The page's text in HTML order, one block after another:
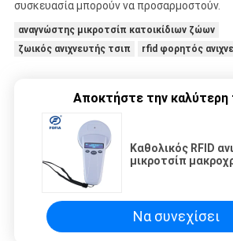
συσκευασία μπορούν να προσαρμοστούν.
αναγνώστης μικροτσίπ κατοικίδιων ζώων
ζωικός ανιχνευτής τσιπ
rfid φορητός
Αποκτήστε την καλύτερη
Καθολικός RFID
μικροτσίπ
Να συνεχίσει